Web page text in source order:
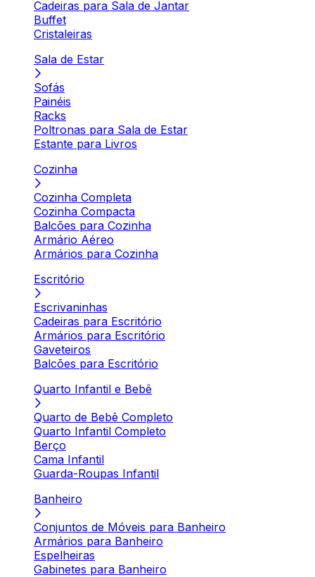
Cadeiras para Sala de Jantar
Buffet
Cristaleiras
Sala de Estar
Sofás
Painéis
Racks
Poltronas para Sala de Estar
Estante para Livros
Cozinha
Cozinha Completa
Cozinha Compacta
Balcões para Cozinha
Armário Aéreo
Armários para Cozinha
Escritório
Escrivaninhas
Cadeiras para Escritório
Armários para Escritório
Gaveteiros
Balcões para Escritório
Quarto Infantil e Bebê
Quarto de Bebê Completo
Quarto Infantil Completo
Berço
Cama Infantil
Guarda-Roupas Infantil
Banheiro
Conjuntos de Móveis para Banheiro
Armários para Banheiro
Espelheiras
Gabinetes para Banheiro